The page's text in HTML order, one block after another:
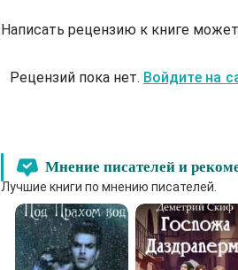
Написать рецензию к книге
Рецензий пока нет. Войдите на
Мнение писателей и
Лучшие книги по мнению писателей.